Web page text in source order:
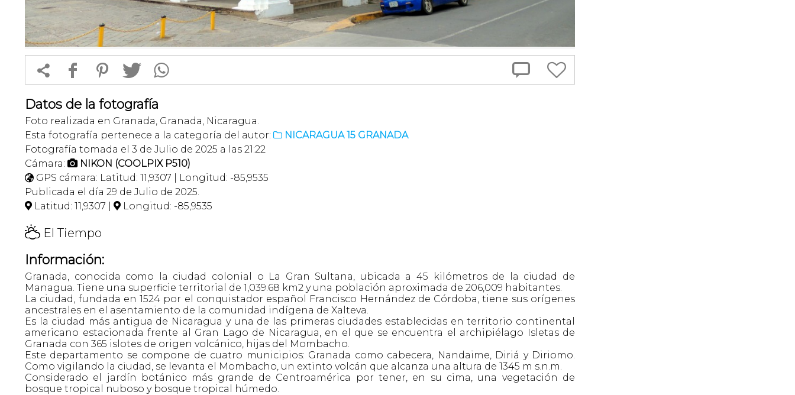
 f 1 T  
Datos de la fotografía
Foto realizada en Granada, Granada, Nicaragua.
Esta fotografía pertenece a la categoría del autor:  NICARAGUA 15 GRANADA
Fotografía tomada el 3 de Julio de 2025 a las 21:22
Cámara:  NIKON (COOLPIX P510)
 GPS cámara: Latitud: 11,9307 | Longitud: -85,9535
Publicada el día 29 de Julio de 2025.
 Latitud: 11,9307 |  Longitud: -85,9535
H El Tiempo
Información:
Granada, conocida como la ciudad colonial o La Gran Sultana, ubicada a 45 kilómetros de la ciudad de
Managua. Tiene una superficie territorial de 1,039.68 km2 y una población aproximada de 206,009 habitantes.
La ciudad, fundada en 1524 por el conquistador español Francisco Hernández de Córdoba, tiene sus orígenes
ancestrales en el asentamiento de la comunidad indígena de Xalteva.
Es la ciudad más antigua de Nicaragua y una de las primeras ciudades establecidas en territorio continental
americano estacionada frente al Gran Lago de Nicaragua, en el que se encuentra el archipiélago Isletas de
Granada con 365 islotes de origen volcánico, hijas del Mombacho.
Este departamento se compone de cuatro municipios: Granada como cabecera, Nandaime, Diriá y Diriomo.
Como vigilando la ciudad, se levanta el Mombacho, un extinto volcán que alcanza una altura de 1345 m s.n.m.
Considerado el jardín botánico más grande de Centroamérica por tener, en su cima, una vegetación de
bosque tropical nuboso y bosque tropical húmedo.